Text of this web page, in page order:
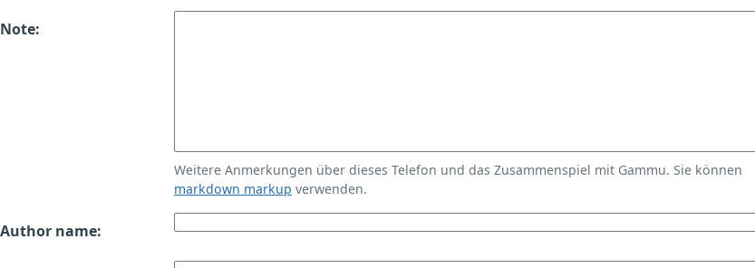
Note:
Weitere Anmerkungen über dieses Telefon und das Zusammenspiel mit Gammu. Sie können
markdown markup verwenden.
Author name: